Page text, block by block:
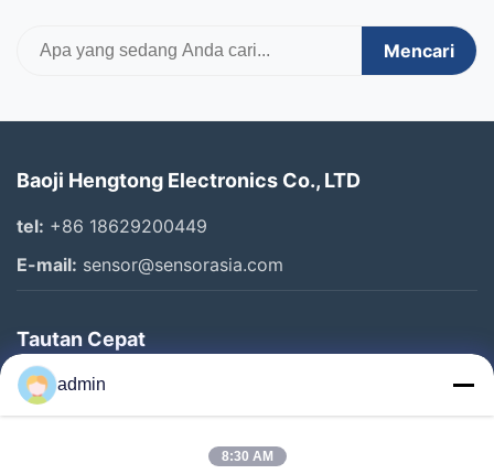
Mencari
Baoji Hengtong Electronics Co., LTD
tel: +86 18629200449
E-mail: sensor@sensorasia.com
Tautan Cepat
Rumah
Produk
admin
8:30 AM